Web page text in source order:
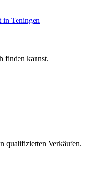
finden kannst.
qualifizierten Verkäufen.